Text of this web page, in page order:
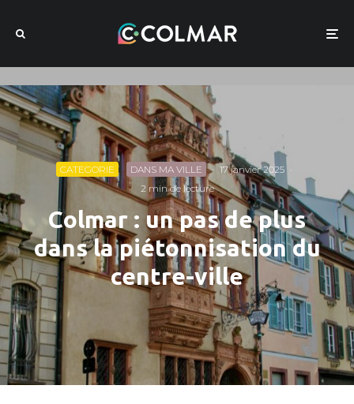
CATEGORIE DANS MA VILLE · 17 janvier 2025 ·
2 min de lecture
Colmar : un pas de plus
dans la piétonnisation du
centre-ville